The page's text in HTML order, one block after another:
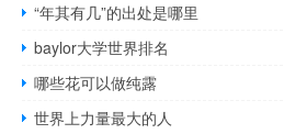
“年其有几”的出处是哪里
baylor大学世界排名
哪些花可以做纯露
世界上力量最大的人